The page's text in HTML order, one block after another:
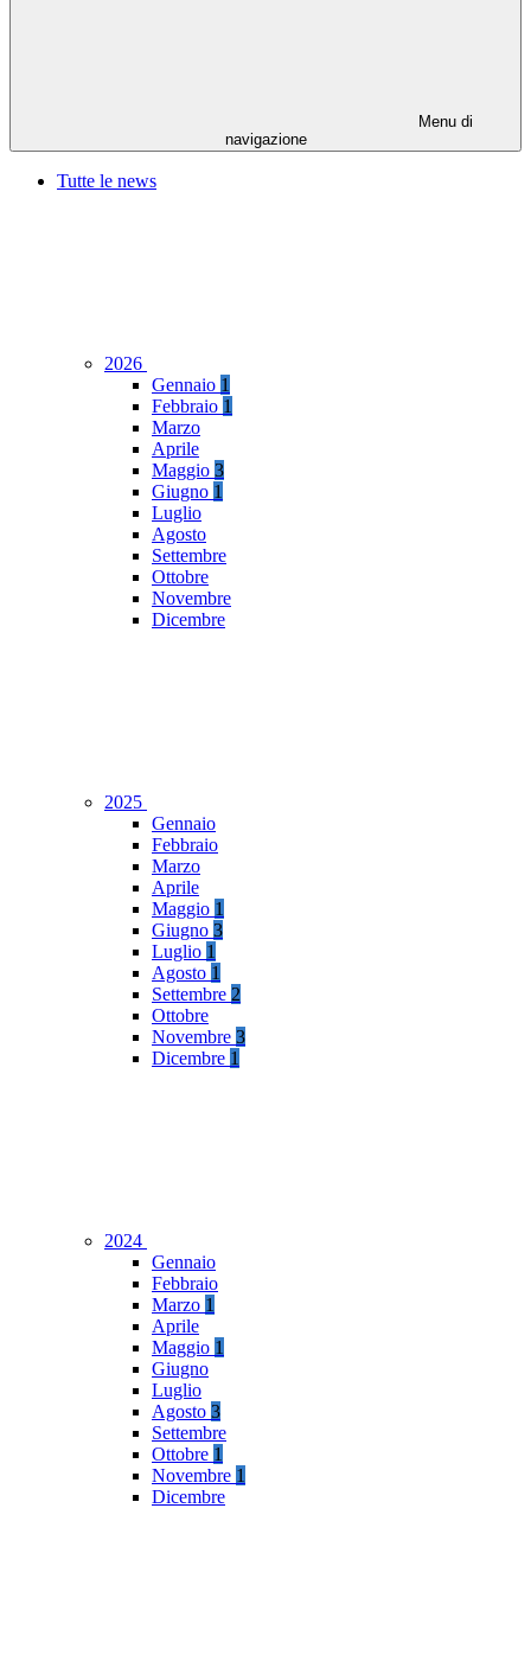
Menu di
navigazione
Tutte le news
2026
Gennaio 1
Febbraio 1
Marzo
Aprile
Maggio 3
Giugno 1
Luglio
Agosto
Settembre
Ottobre
Novembre
Dicembre
2025
Gennaio
Febbraio
Marzo
Aprile
Maggio 1
Giugno 3
Luglio 1
Agosto 1
Settembre 2
Ottobre
Novembre 3
Dicembre 1
2024
Gennaio
Febbraio
Marzo 1
Aprile
Maggio 1
Giugno
Luglio
Agosto 3
Settembre
Ottobre 1
Novembre 1
Dicembre